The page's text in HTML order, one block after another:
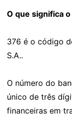
O que significa
376 é o código
S.A..
O número do
único de três
financeiras em